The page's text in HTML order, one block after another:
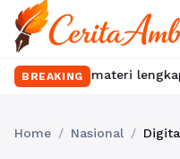
BREAKING
lengkap hanya di
Home / Nasional /